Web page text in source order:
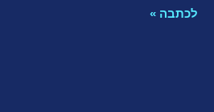
לכתבה »